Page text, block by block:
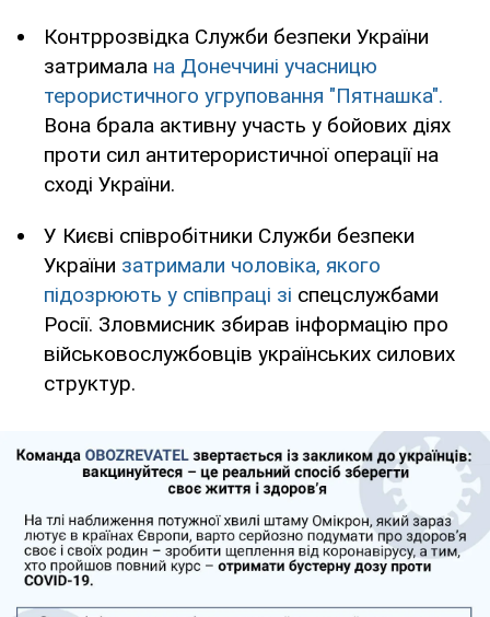
Контррозвідка Служби безпеки України
затримала на Донеччині учасницю
терористичного угруповання "Пятнашка".
Вона брала активну участь у бойових діях
проти сил антитерористичної операції на
сході України.
У Києві співробітники Служби безпеки
України затримали чоловіка, якого
підозрюють у співпраці зі спецслужбами
Росії. Зловмисник збирав інформацію про
військовослужбовців українських силових
структур.